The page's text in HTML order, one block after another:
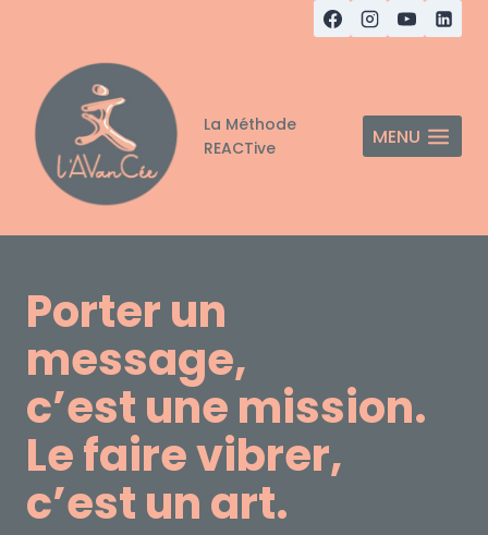
contenu
La Méthode
REACTive
MENU
Porter un
message,
c’est une mission.
Le faire vibrer,
c’est un art.